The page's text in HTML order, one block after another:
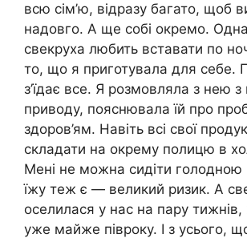
всю сім’ю, відразу багато, щоб
надовго. А ще собі окремо.
свекруха любить вставати по
то, що я приготувала для себе.
з’їдає все. Я розмовляла з нею з
приводу, пояснювала їй про
здоров’ям. Навіть всі свої
складати на окрему полицю в
Мені не можна сидіти голодною
їжу теж є — великий ризик. А
оселилася у нас на пару
уже майже півроку. І з усього,